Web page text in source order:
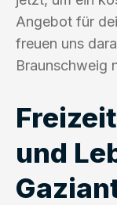
Angebot für
freuen uns
Braunschweig
und